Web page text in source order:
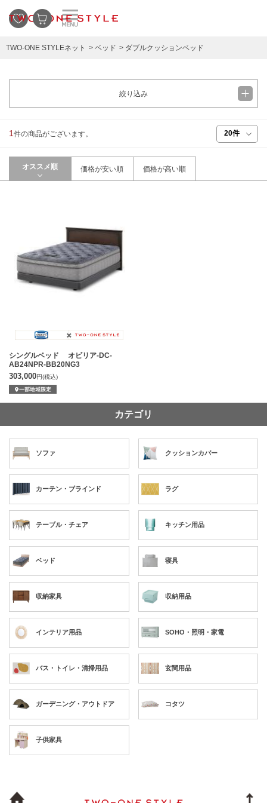
TWO-ONE STYLEネット ベッド ダブルクッションベッド
絞り込み
1 件の商品がございます。
オススメ順 価格が安い順 価格が高い順
シングルベッド オビリア-DC-
AB24NPR-BB20NG3
303,000円(税込)
カテゴリ
ソファ クッションカバー
カーテン・ブラインド ラグ
テーブル・チェア キッチン用品
ベッド 寝具
収納家具 収納用品
インテリア用品 SOHO・照明・家電
バス・トイレ・清掃用品 玄関用品
ガーデニング・アウトドア コタツ
子供家具